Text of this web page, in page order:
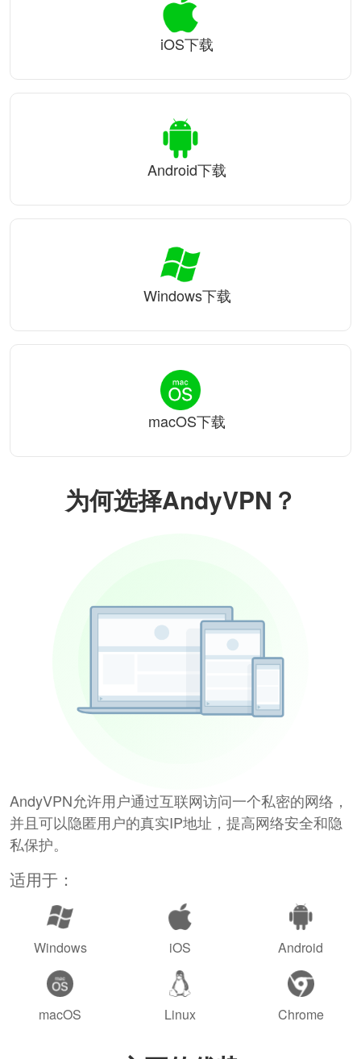
为何选择AndyVPN？
AndyVPN允许用户通过互联网访问一个私密的网络，
并且可以隐匿用户的真实IP地址，提高网络安全和隐
私保护。
适用于：
Windows iOS Android
macOS Linux Chrome
iOS下载
Android下载
Windows下载
macOS下载